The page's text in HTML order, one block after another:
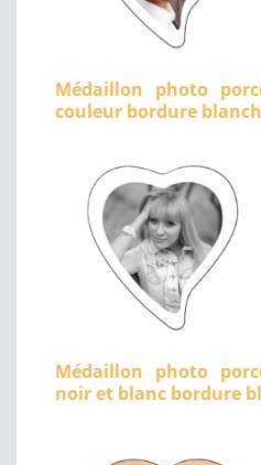
Médaillon photo
couleur bordure
Médaillon photo
noir et blanc bordure